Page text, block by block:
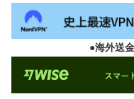
●海外送